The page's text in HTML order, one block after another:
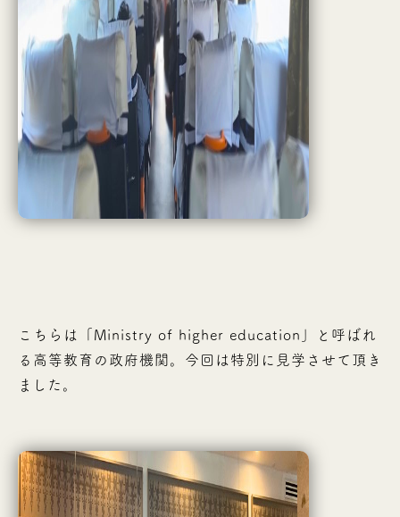
こちらは「Ministry of higher education」と呼ばれ
る高等教育の政府機関。今回は特別に見学させて頂き
ました。